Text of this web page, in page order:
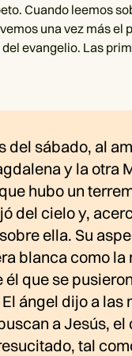
Cuando leemos
una vez más
evangelio. Las
del sábado, al
y la otra
hubo un
del cielo y,
ella. Su
blanca como
él que se
ángel dijo a
a Jesús,
tal